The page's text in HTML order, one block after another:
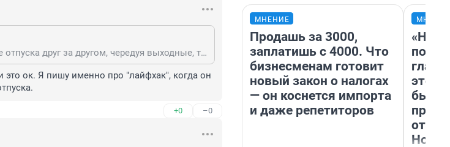
Если подряд брать эти пятидневные отпуска друг за другом, чередуя выходные, то да. А если в разные периоды, то можно брать спокойно с понедельника по пятницу, и все субботы, воскресенья как выходные будут, не пропадут никуда
это ок. Я пишу именно про "лайфхак", когда он
+0 –0
МНЕНИЕ
Продашь за 3000,
заплатишь с 4000. Что
бизнесменам готовит
новый закон о налогах
— он коснется импорта
и даже репетиторов
этого
бьет